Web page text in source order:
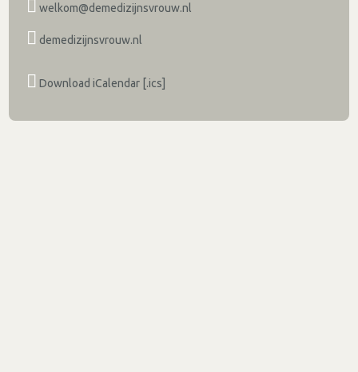
welkom@demedizijnsvrouw.nl
demedizijnsvrouw.nl
Download iCalendar [.ics]